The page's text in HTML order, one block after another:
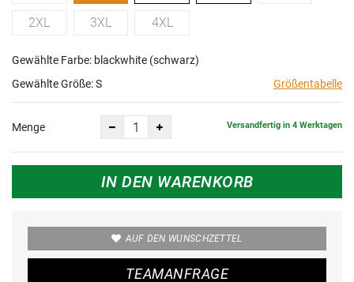
2XL 3XL 4XL
Gewählte Farbe: blackwhite (schwarz)
Gewählte Größe:S Größentabelle
Menge Versandfertig in 4 Werktagen
IN DEN WARENKORB
AUF DEN WUNSCHZETTEL
TEAMANFRAGE